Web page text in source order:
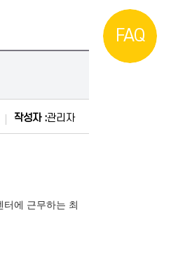
FAQ
작성자 :관리자
에 근무하는 최